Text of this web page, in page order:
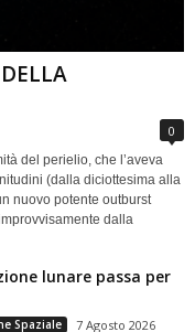
0
del perielio, che l’aveva
(dalla diciottesima alla
nuovo potente outburst
dalla
lunare passa per
Spaziale 7 Agosto 2026